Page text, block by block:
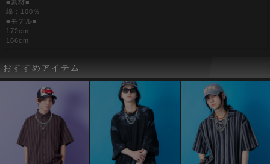
■素材■
綿：100％
■モデル■
172cm
166cm
おすすめアイテム